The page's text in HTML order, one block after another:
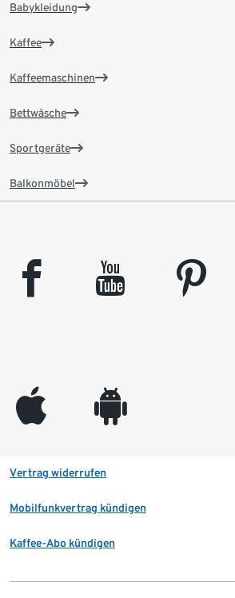
Babykleidung
Kaffee
Kaffeemaschinen
Bettwäsche
Sportgeräte
Balkonmöbel
facebook youtube pinterest
appleinc android
Vertrag widerrufen
Mobilfunkvertrag kündigen
Kaffee-Abo kündigen